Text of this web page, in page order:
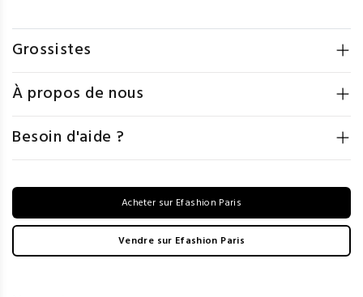
Grossistes
À propos de nous
Besoin d'aide ?
Acheter sur Efashion Paris
Vendre sur Efashion Paris